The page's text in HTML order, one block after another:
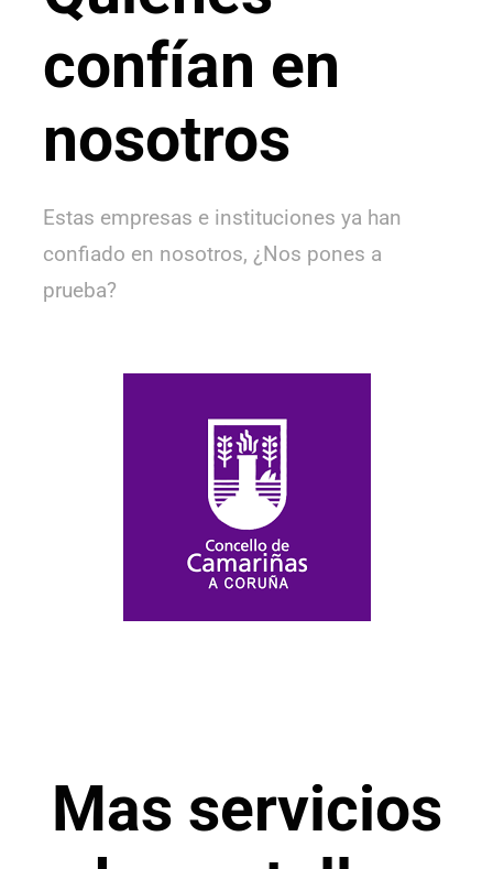
confían en
nosotros
Estas empresas e instituciones ya han
confiado en nosotros, ¿Nos pones a
prueba?
Mas servicios